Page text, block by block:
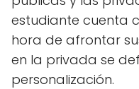
estudiante cuenta
hora de afrontar
en la privada se
personalización.